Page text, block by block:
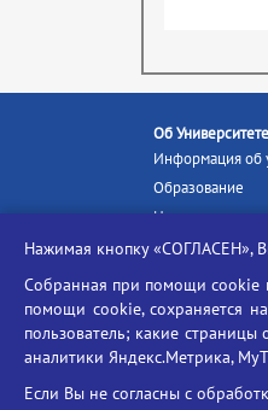
Об Университете
Информация об
Образование
Наука и
Абитуриенту
Ассоциация
Центр
иностранных
Конкурс на
должностей
Нажимая кнопку «СОГЛАСЕН»,
Собранная при помощи cookie
помощи cookie, сохраняется
пользователь; какие
аналитики Яндекс.Метрика,
Если Вы не согласны с